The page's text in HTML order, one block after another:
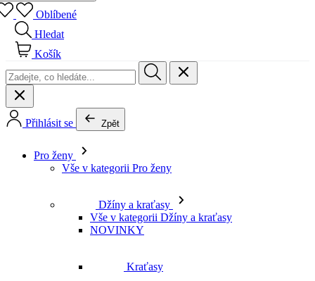
Oblíbené
Hledat
Košík
Přihlásit se Zpět
Pro ženy
Vše v kategorii Pro ženy
Džíny a kraťasy
Vše v kategorii Džíny a kraťasy
NOVINKY
Kraťasy